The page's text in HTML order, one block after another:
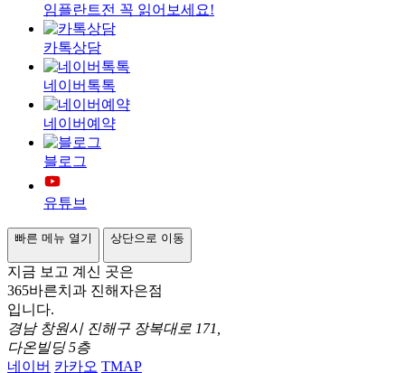
임플란트전 꼭 읽어보세요!
카톡상담
네이버톡톡
네이버예약
블로그
유튜브
빠른 메뉴 열기 상단으로 이동
지금 보고 계신 곳은
365바른치과 진해자은점
입니다.
경남 창원시 진해구 장복대로 171,
다온빌딩 5층
네이버 카카오 TMAP